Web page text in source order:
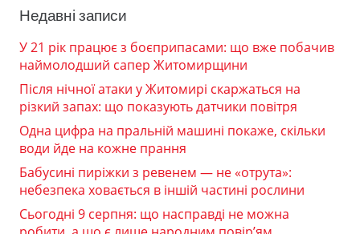
Недавні записи
У 21 рік працює з боєприпасами: що вже побачив
наймолодший сапер Житомирщини
Після нічної атаки у Житомирі скаржаться на
різкий запах: що показують датчики повітря
Одна цифра на пральній машині покаже, скільки
води йде на кожне прання
Бабусині пиріжки з ревенем — не «отрута»:
небезпека ховається в іншій частині рослини
Сьогодні 9 серпня: що насправді не можна